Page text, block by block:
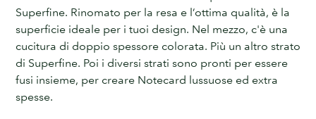
Superfine. Rinomato per la resa e l’ottima qualità, è la
superficie ideale per i tuoi design. Nel mezzo, c'è una
cucitura di doppio spessore colorata. Più un altro strato
di Superfine. Poi i diversi strati sono pronti per essere
fusi insieme, per creare Notecard lussuose ed extra
spesse.